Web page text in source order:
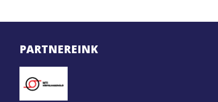
PARTNEREINK